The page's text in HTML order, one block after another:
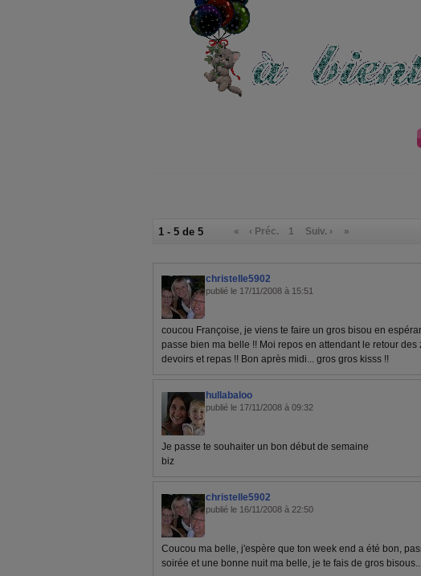
1 - 5 de 5 « ‹ Préc. 1 Suiv. › »
christelle5902
publié le 17/11/2008 à 15:51
coucou Françoise, je viens te faire un gros bisou en
passe bien ma belle !! Moi repos en attendant le retour des
devoirs et repas !! Bon après midi... gros gros kisss !!
hullabaloo
publié le 17/11/2008 à 09:32
Je passe te souhaiter un bon début de semaine
biz
christelle5902
publié le 16/11/2008 à 22:50
Coucou ma belle, j'espère que ton week end a été bon,
soirée et une bonne nuit ma belle, je te fais de gros